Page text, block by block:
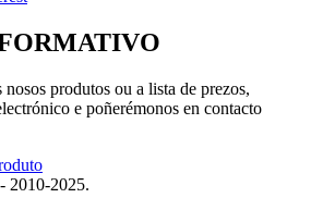
nosos produtos ou a lista de prezos,
e poñerémonos en contacto
2010-2025.